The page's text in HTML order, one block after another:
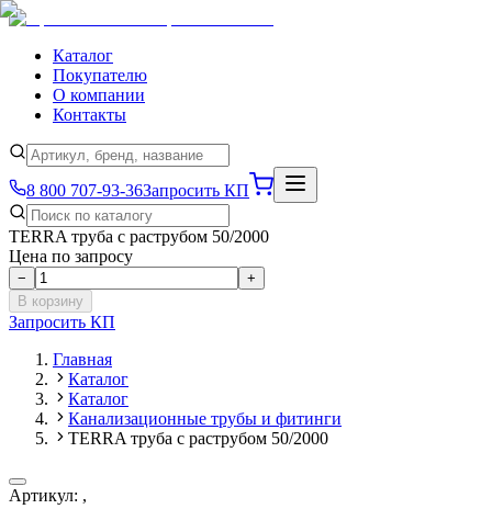
Каталог
Покупателю
О компании
Контакты
8 800 707-93-36Запросить КП
TERRA труба с раструбом 50/2000
Цена по запросу
−
+
В корзину
Запросить КП
Главная
Каталог
Каталог
Канализационные трубы и фитинги
TERRA труба с раструбом 50/2000
Артикул: ,